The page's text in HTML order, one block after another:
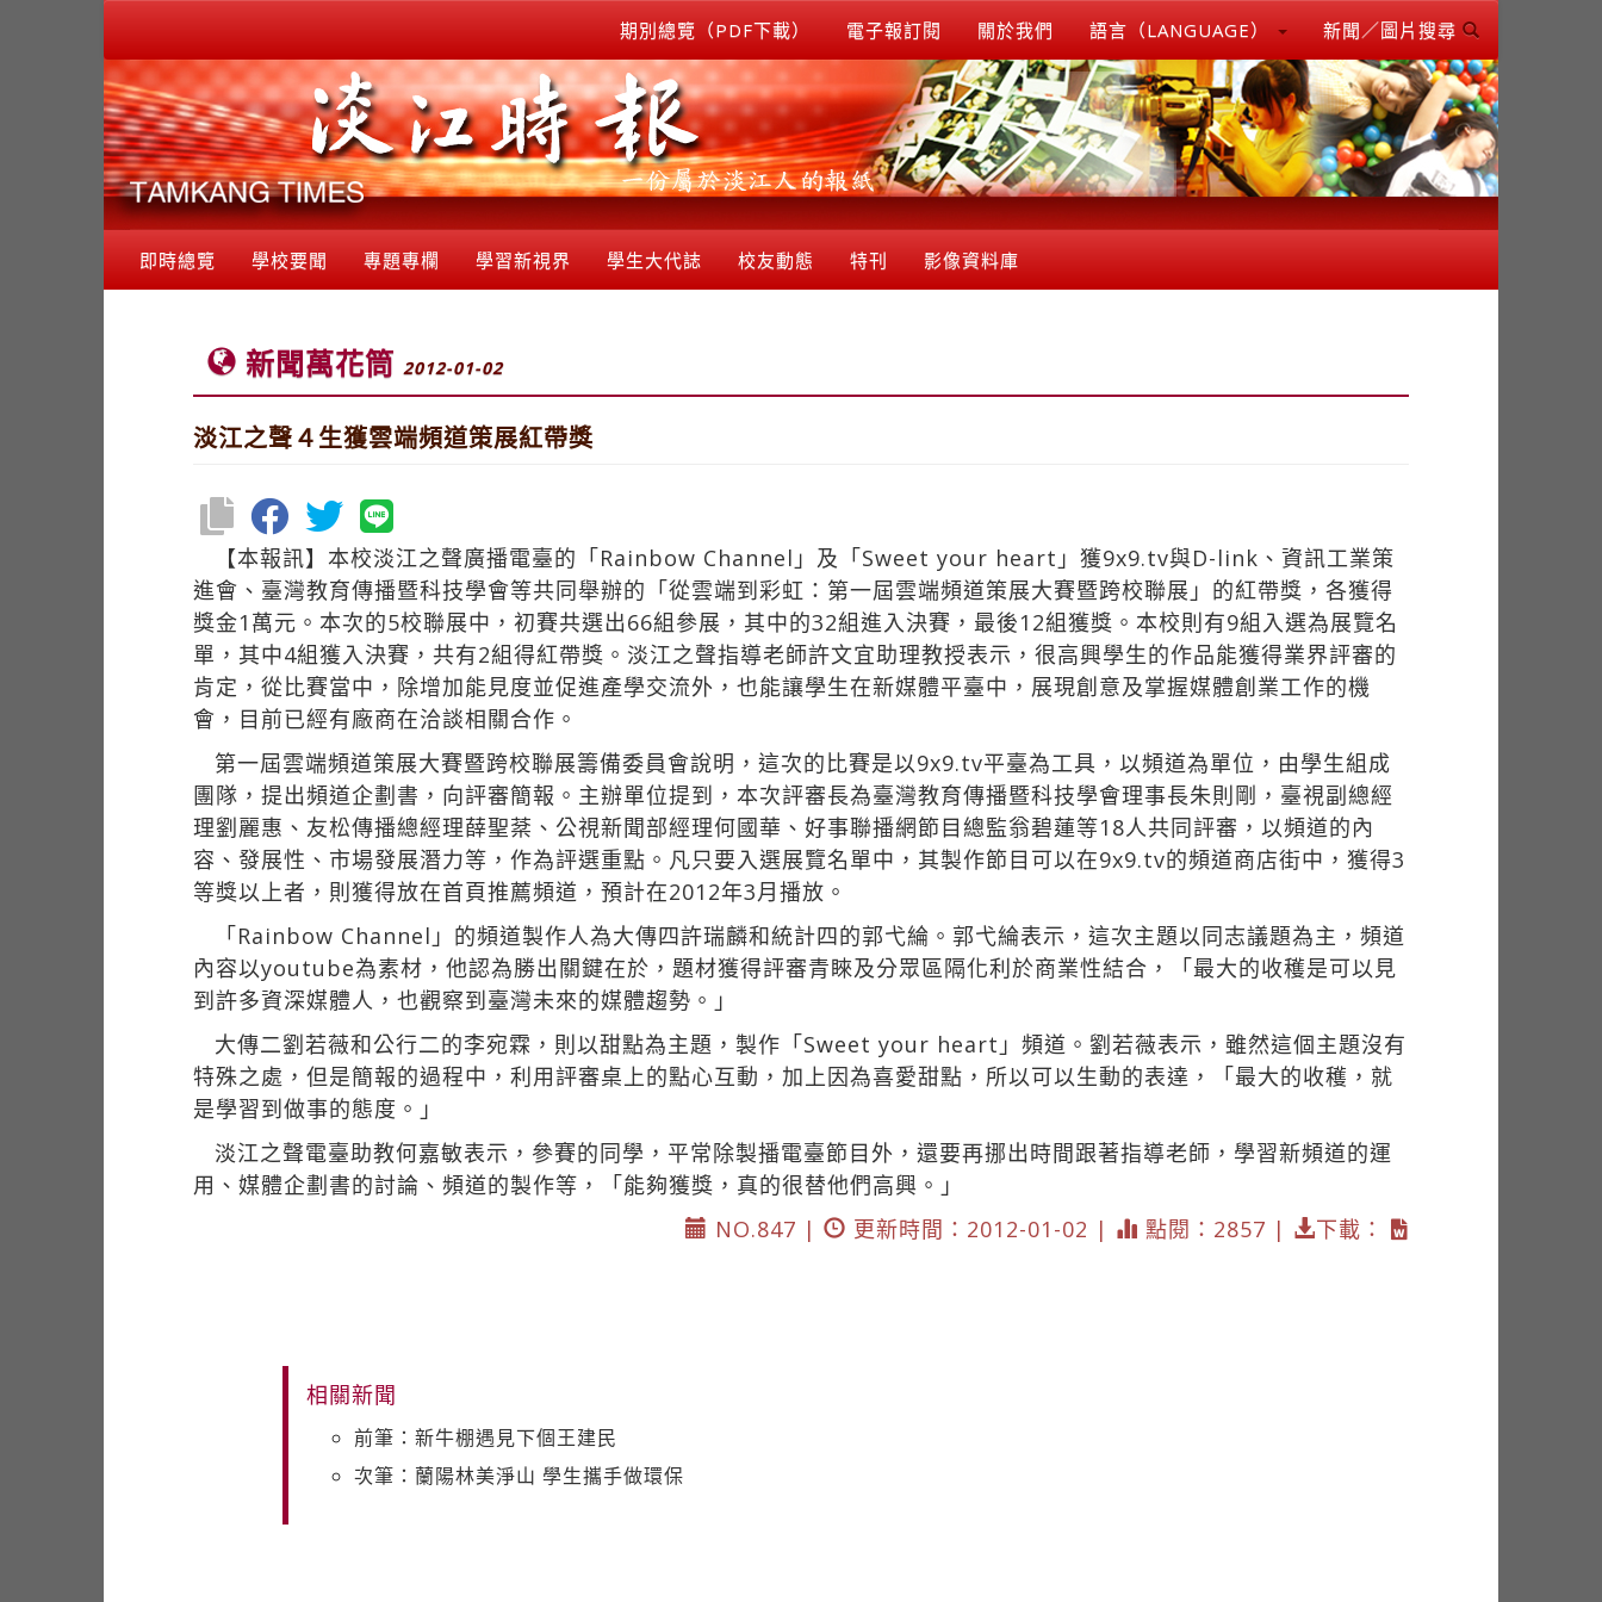
期別總覽（PDF下載） 電子報訂閱 關於我們 語言（LANGUAGE） 新聞／圖片搜尋
即時總覽 學校要聞 專題專欄 學習新視界 學生大代誌 校友動態 特刊 影像資料庫
新聞萬花筒 2012-01-02
淡江之聲４生獲雲端頻道策展紅帶獎
【本報訊】本校淡江之聲廣播電臺的「Rainbow Channel」及「Sweet your heart」獲9x9.tv與D-link、資訊工業策
進會、臺灣教育傳播暨科技學會等共同舉辦的「從雲端到彩虹：第一屆雲端頻道策展大賽暨跨校聯展」的紅帶獎，各獲得
獎金1萬元。本次的5校聯展中，初賽共選出66組參展，其中的32組進入決賽，最後12組獲獎。本校則有9組入選為展覽名
單，其中4組獲入決賽，共有2組得紅帶獎。淡江之聲指導老師許文宜助理教授表示，很高興學生的作品能獲得業界評審的
肯定，從比賽當中，除增加能見度並促進產學交流外，也能讓學生在新媒體平臺中，展現創意及掌握媒體創業工作的機
會，目前已經有廠商在洽談相關合作。
第一屆雲端頻道策展大賽暨跨校聯展籌備委員會說明，這次的比賽是以9x9.tv平臺為工具，以頻道為單位，由學生組成
團隊，提出頻道企劃書，向評審簡報。主辦單位提到，本次評審長為臺灣教育傳播暨科技學會理事長朱則剛，臺視副總經
理劉麗惠、友松傳播總經理薛聖棻、公視新聞部經理何國華、好事聯播網節目總監翁碧蓮等18人共同評審，以頻道的內
容、發展性、市場發展潛力等，作為評選重點。凡只要入選展覽名單中，其製作節目可以在9x9.tv的頻道商店街中，獲得3
等獎以上者，則獲得放在首頁推薦頻道，預計在2012年3月播放。
「Rainbow Channel」的頻道製作人為大傳四許瑞麟和統計四的郭弋綸。郭弋綸表示，這次主題以同志議題為主，頻道
內容以youtube為素材，他認為勝出關鍵在於，題材獲得評審青睞及分眾區隔化利於商業性結合，「最大的收穫是可以見
到許多資深媒體人，也觀察到臺灣未來的媒體趨勢。」
大傳二劉若薇和公行二的李宛霖，則以甜點為主題，製作「Sweet your heart」頻道。劉若薇表示，雖然這個主題沒有
特殊之處，但是簡報的過程中，利用評審桌上的點心互動，加上因為喜愛甜點，所以可以生動的表達，「最大的收穫，就
是學習到做事的態度。」
淡江之聲電臺助教何嘉敏表示，參賽的同學，平常除製播電臺節目外，還要再挪出時間跟著指導老師，學習新頻道的運
用、媒體企劃書的討論、頻道的製作等，「能夠獲獎，真的很替他們高興。」
NO.847 |
更新時間：2012-01-02 | 點閱：2857 | 下載：
相關新聞
前筆：新牛棚遇見下個王建民
次筆：蘭陽林美淨山 學生攜手做環保